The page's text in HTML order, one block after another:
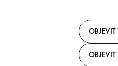
OBJEVIT
OBJEVIT